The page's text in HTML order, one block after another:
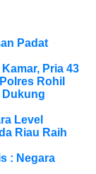
Padat
Pria 43
Rohil
Dukung
Level
Riau Raih
: Negara